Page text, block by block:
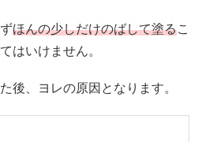
ほんの少しだけのばして塗るこ
はいけません。
後、ヨレの原因となります。